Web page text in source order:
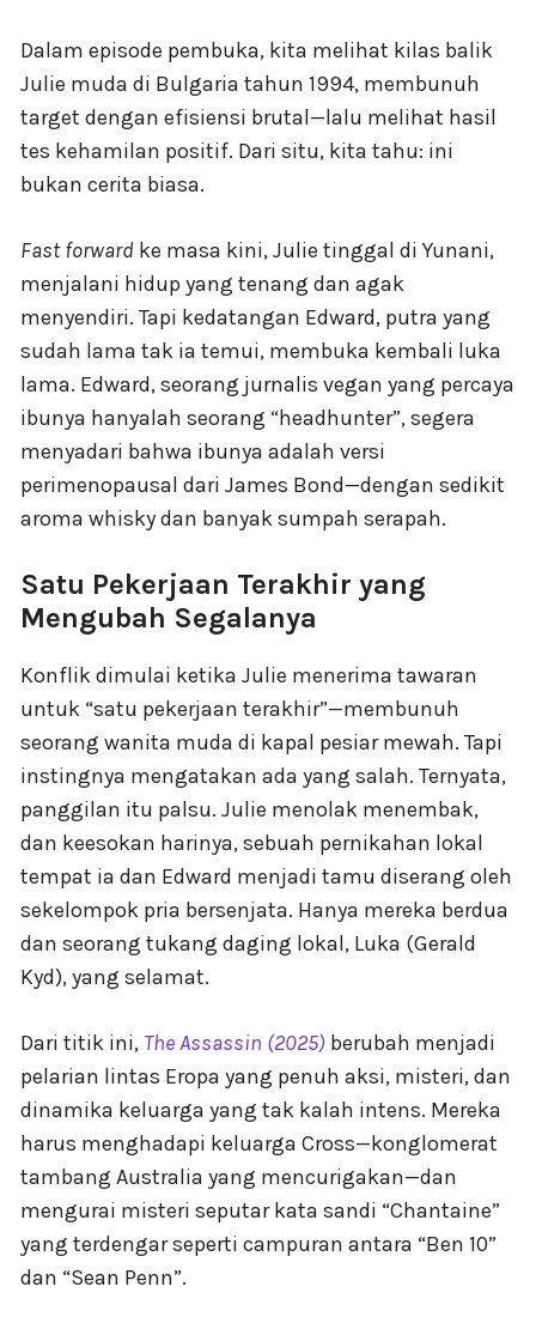
Dalam episode pembuka, kita melihat kilas balik
Julie muda di Bulgaria tahun 1994, membunuh
target dengan efisiensi brutal—lalu melihat hasil
tes kehamilan positif. Dari situ, kita tahu: ini
bukan cerita biasa.
Fast forward ke masa kini, Julie tinggal di Yunani,
menjalani hidup yang tenang dan agak
menyendiri. Tapi kedatangan Edward, putra yang
sudah lama tak ia temui, membuka kembali luka
lama. Edward, seorang jurnalis vegan yang percaya
ibunya hanyalah seorang “headhunter”, segera
menyadari bahwa ibunya adalah versi
perimenopausal dari James Bond—dengan sedikit
aroma whisky dan banyak sumpah serapah.
Satu Pekerjaan Terakhir yang
Mengubah Segalanya
Konflik dimulai ketika Julie menerima tawaran
untuk “satu pekerjaan terakhir”—membunuh
seorang wanita muda di kapal pesiar mewah. Tapi
instingnya mengatakan ada yang salah. Ternyata,
panggilan itu palsu. Julie menolak menembak,
dan keesokan harinya, sebuah pernikahan lokal
tempat ia dan Edward menjadi tamu diserang oleh
sekelompok pria bersenjata. Hanya mereka berdua
dan seorang tukang daging lokal, Luka (Gerald
Kyd), yang selamat.
Dari titik ini, The Assassin (2025) berubah menjadi
pelarian lintas Eropa yang penuh aksi, misteri, dan
dinamika keluarga yang tak kalah intens. Mereka
harus menghadapi keluarga Cross—konglomerat
tambang Australia yang mencurigakan—dan
mengurai misteri seputar kata sandi “Chantaine”
yang terdengar seperti campuran antara “Ben 10”
dan “Sean Penn”.